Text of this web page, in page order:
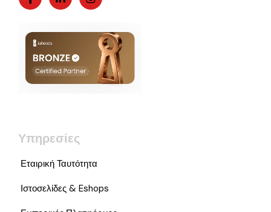
Υπηρεσίες
Εταιρική Ταυτότητα
Ιστοσελίδες & Eshops